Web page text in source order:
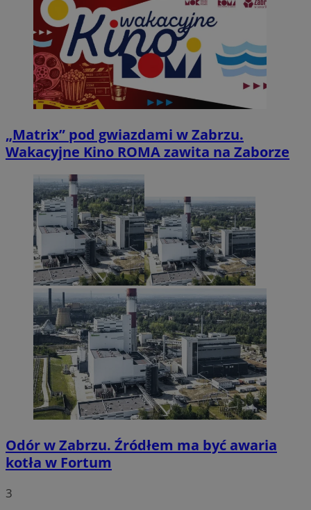
„Matrix” pod gwiazdami w Zabrzu.
Wakacyjne Kino ROMA zawita na Zaborze
Odór w Zabrzu. Źródłem ma być awaria
kotła w Fortum
3